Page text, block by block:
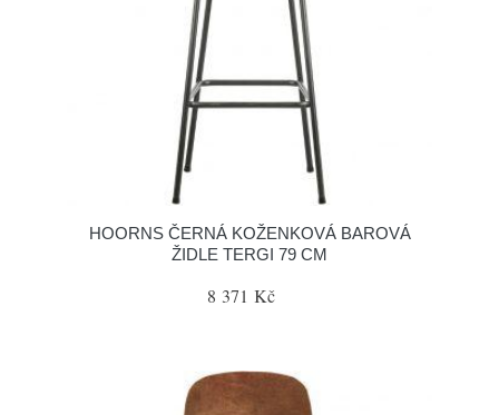
HOORNS ČERNÁ KOŽENKOVÁ BAROVÁ
ŽIDLE TERGI 79 CM
8 371 Kč